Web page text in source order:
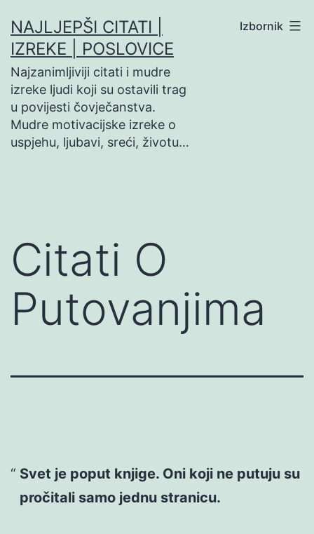
na
sadržaj
NAJLJEPŠI CITATI |
IZREKE | POSLOVICE
Najzanimljiviji citati i mudre
izreke ljudi koji su ostavili trag
u povijesti čovječanstva.
Mudre motivacijske izreke o
uspjehu, ljubavi, sreći, životu…
Izbornik
Citati O
Putovanjima
Svet je poput knjige. Oni koji ne putuju su
pročitali samo jednu stranicu.